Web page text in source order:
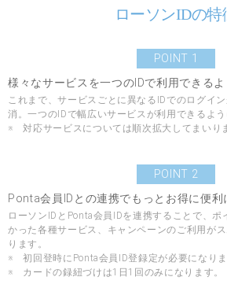
ローソンIDの特
POINT 1
様々なサービスを一つのIDで利用できるよ
これまで、サービスごとに異なるIDでのログイ
消。一つのIDで幅広いサービスが利用できるよう
※ 対応サービスについては順次拡大してまいり
POINT 2
Ponta会員IDとの連携でもっとお得に便利
ローソンIDとPonta会員IDを連携することで、ポ
かった各種サービス、キャンペーンのご利用が
ります。
※ 初回登時にPonta会員ID登録定が必要になりま
※ カードの録紐づけは1日1回のみになります。